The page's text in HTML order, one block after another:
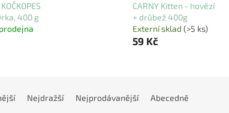
400 g
CARNY Kitten - hovězí
+ drůbež 400g
Externí sklad (>5 ks)
59 Kč
Nejdražší Nejprodávanější Abecedně